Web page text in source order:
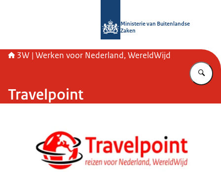
Ministerie van Buitenlandse
Zaken
3W | Werken voor Nederland, WereldWijd
Travelpoint